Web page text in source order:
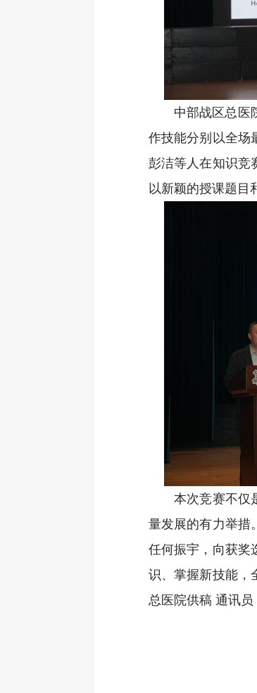
中部战区总医
作技能分别以全场
彭洁等人在知识竞
以新颖的授课题目
本次竞赛不仅
量发展的有力举措
任何振宇，向获奖
识、掌握新技能，
总医院供稿 通讯员